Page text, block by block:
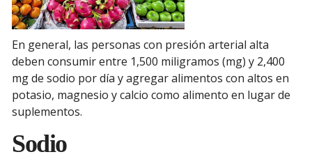
En general, las personas con presión arterial alta
deben consumir entre 1,500 miligramos (mg) y 2,400
mg de sodio por día y agregar alimentos con altos en
potasio, magnesio y calcio como alimento en lugar de
suplementos.
Sodio